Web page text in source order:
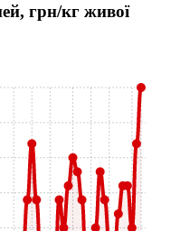
грн/кг живої